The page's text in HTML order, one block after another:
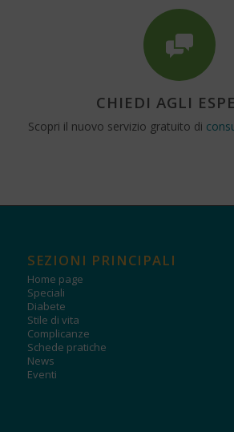
CHIEDI AGLI
Scopri il nuovo servizio gratuito di
SEZIONI PRINCIPALI
Home page
Speciali
Diabete
Stile di vita
Complicanze
Schede pratiche
News
Eventi